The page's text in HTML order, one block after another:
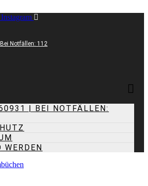
Instagram
Notfällen: 112
| BEI NOTFÄLLEN: